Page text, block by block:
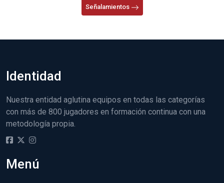
Señalamientos
Identidad
Nuestra entidad aglutina equipos en todas las categorías
con más de 800 jugadores en formación continua con una
metodología propia.
Menú